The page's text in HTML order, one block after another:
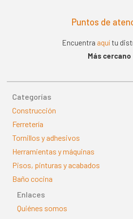
Puntos de
Encuentra aquítu
Más cercano
Categorías
Construcción
Ferretería
Tornillos y adhesivos
Herramientas y máquinas
Pisos, pinturas y acabados
Baño cocina
Enlaces
Quiénes somos